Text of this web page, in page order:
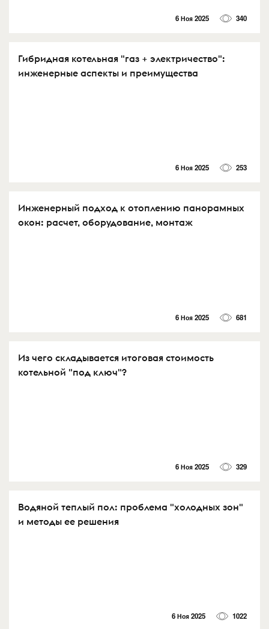
6 Ноя 2025 340
Гибридная котельная "газ + электричество":
инженерные аспекты и преимущества
6 Ноя 2025 253
Инженерный подход к отоплению панорамных
окон: расчет, оборудование, монтаж
6 Ноя 2025 681
Из чего складывается итоговая стоимость
котельной "под ключ"?
6 Ноя 2025 329
Водяной теплый пол: проблема "холодных зон"
и методы ее решения
6 Ноя 2025 1022